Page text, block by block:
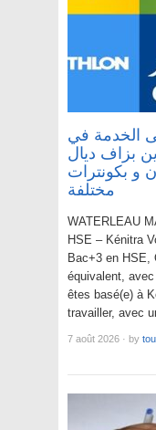
الخدمة في
بزاف ديال
و بكونترات
مختلفة
WATERLEAU
HSE – Kénitra
Bac+3 en HSE,
équivalent,
êtes basé(e) à
travailler, avec
7 août 2026 · by